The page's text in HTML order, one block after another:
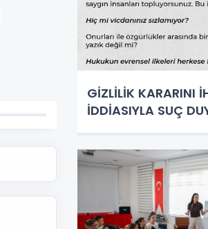
GİZLİLİK KARARINI
İDDİASIYLA SUÇ